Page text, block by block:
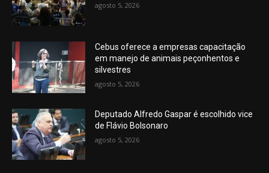
agosto 5, 2026
Cebus oferece a empresas capacitação
em manejo de animais peçonhentos e
silvestres
agosto 5, 2026
Deputado Alfredo Gaspar é escolhido vice
de Flávio Bolsonaro
agosto 5, 2026